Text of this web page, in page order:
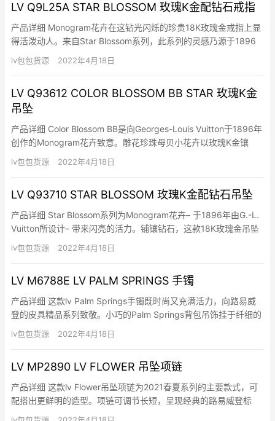
LV Q9L25A STAR BLOSSOM 玫瑰K金配钻石戒指
产品详细 Monogram花卉在这钻光闪烁的珍贵18K玫瑰金戒指上显
得活泼动人。来自Star Blossom系列，此系列的灵感乃源于1896
年G.-L. Vuitton绘画的经典图案。这款现代女性珠宝可为任何造型
增添闪亮光芒，而且日夜皆宜。 细节 18K玫瑰金及钻石 25颗FG-
lv包包货源 2022年4月18日
LV Q93612 COLOR BLOSSOM BB STAR 玫瑰K金
吊坠
产品详细 Color Blossom BB是向Georges-Louis Vuitton于1896年
创作的Monogram花卉致意。雕花珍珠母贝小花卉以玫瑰K金镶
嵌，并以一颗钻石烘托。要将宝石细腻的曲线打造完美并迸发闪烁
光芒，需时数以月计。 细节 18K玫瑰金，粉红色珍珠母贝和钻石 1
lv包包货源 2022年4月18日
LV Q93710 STAR BLOSSOM 玫瑰K金配钻石吊坠
产品详细 Star Blossom系列为Monogram花卉– 于1896年由G.-L.
Vuitton所设计– 带来闪亮的活力。铺镶钻石，这款18K玫瑰金吊坠
宛如晨光的第一道光线般耀眼。设计现代、富女性魅力，既高贵又
容易配衬，造型多变，隆重以至休闲皆宜。 细节 18K玫瑰金…
lv包包货源 2022年4月18日
LV M6788E LV PALM SPRINGS 手镯
产品详细 这款lv Palm Springs手镯既时尚又充满活力，向路易威
登的皮具精品系列致敬。小巧的Palm Springs背包吊饰挂于纤细的
Monogram帆布搭带上，而精致独特的细节可见于刻有LV Circle标
志的开合扣，而吊饰则缀Nanogram图案。 细节 19厘米 (长度) 尺
lv包包货源 2022年4月18日
LV MP2890 LV FLOWER 吊坠项链
产品详细 这款lv Flower吊坠项链为2021春夏系列的主要款式，可
配搭出更鲜明的造型。项链可调节长短，呈现经典的路易威登标
志，包括LV Initials标志和Monogram花卉图案，吊饰采用琢面设